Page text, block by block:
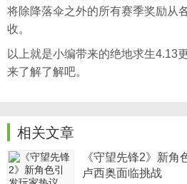
将除降落伞之外的所有赛季奖励从
收。
以上就是小编带来的绝地求生4.13
来了解了解吧。
相关文章
《守望先锋2》新
卢西奥面临挑战